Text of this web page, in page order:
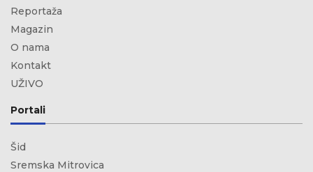
Reportaža
Magazin
O nama
Kontakt
UŽIVO
Portali
Šid
Sremska Mitrovica